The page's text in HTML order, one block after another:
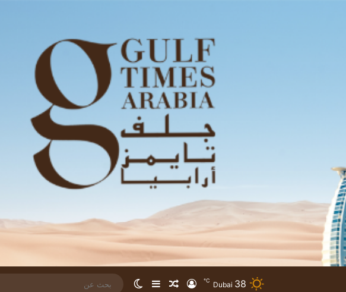
Dubai 38
℃ تسجيل الدخول
مقال عشوائي
إضافة عمود جانبي
الوضع المظلم